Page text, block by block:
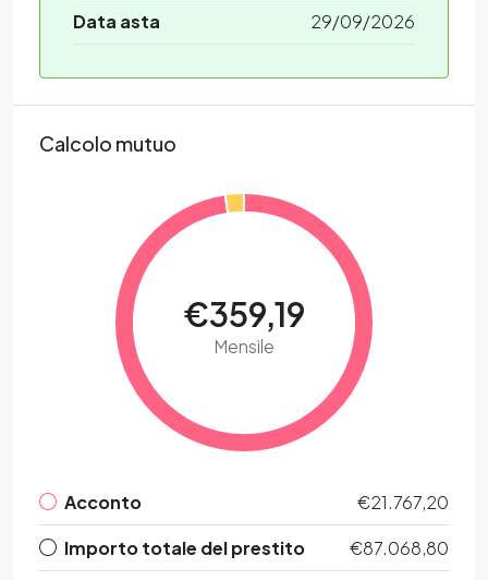
Data asta
29/09/2026
Calcolo mutuo
€359,19
Mensile
Acconto
€21.767,20
Importo totale del prestito
€87.068,80